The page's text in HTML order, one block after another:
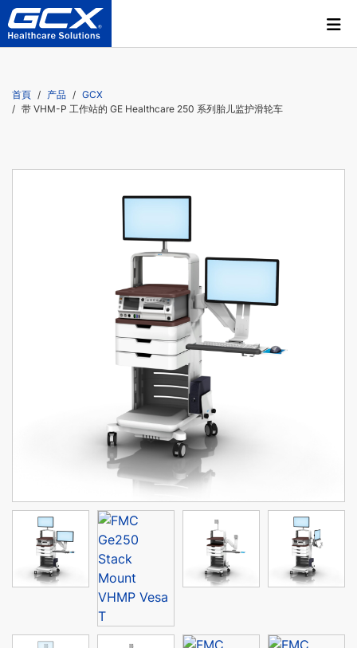
首頁 产品
GCX
带 VHM-P 工作站的 GE Healthcare 250 系列胎儿监护滑轮车